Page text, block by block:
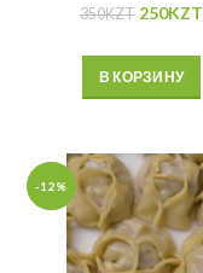
350KZT 250KZT
В КОРЗИНУ
-12%